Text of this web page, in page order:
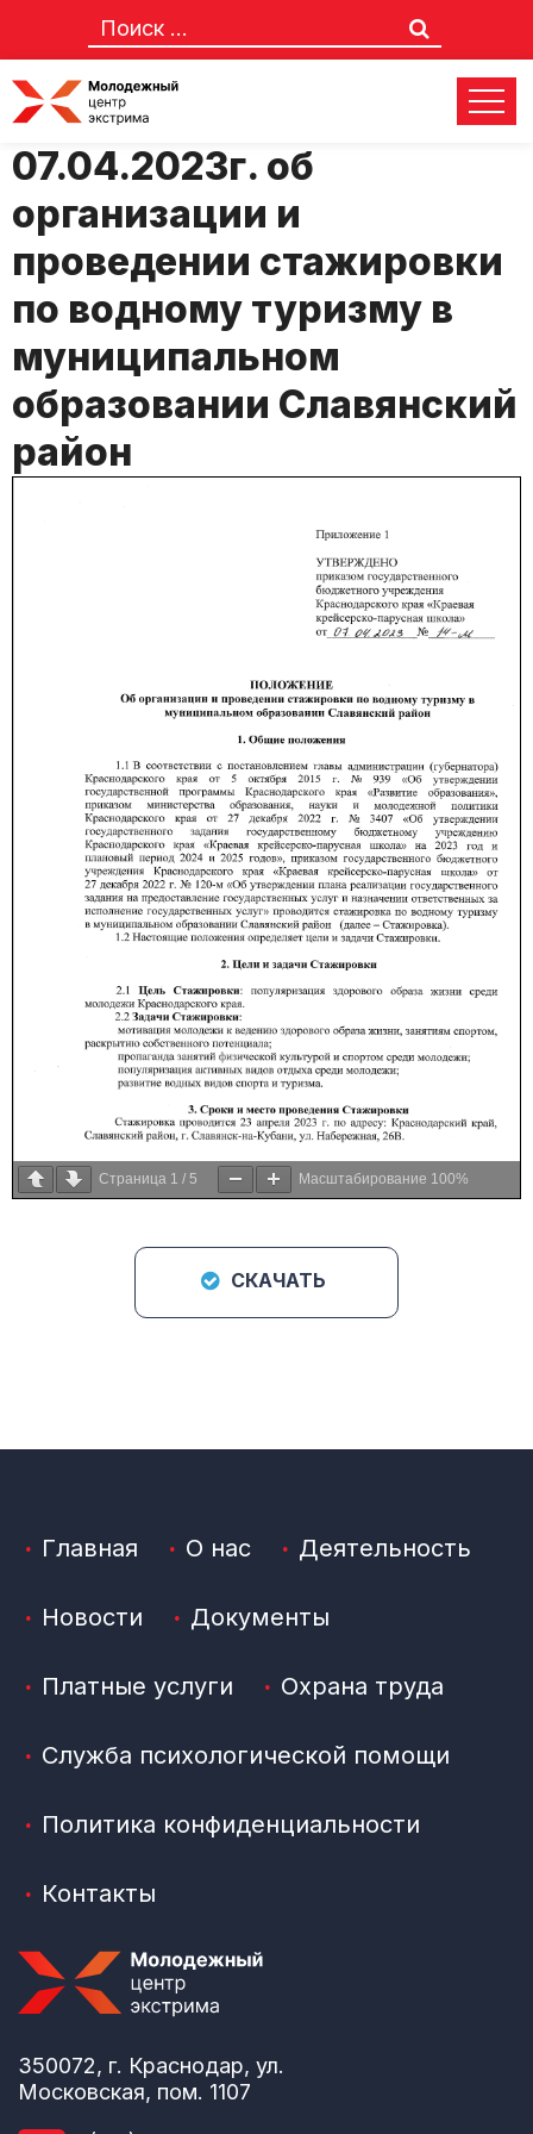
Положение №14 от
07.04.2023г. об
организации и
проведении стажировки
по водному туризму в
муниципальном
образовании Славянский
район
Страница 1 / 5 Масштабирование 100%
СКАЧАТЬ
350072, г. Краснодар, ул.
Московская, пом. 1107
Главная О нас Деятельность
Новости Документы
Платные услуги Охрана труда
Служба психологической помощи
Политика конфиденциальности
Контакты